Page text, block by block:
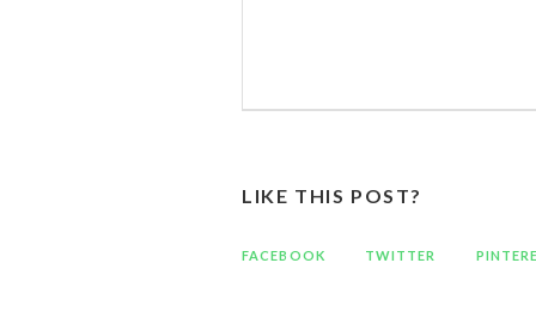
LIKE THIS POST?
FACEBOOK TWITTER